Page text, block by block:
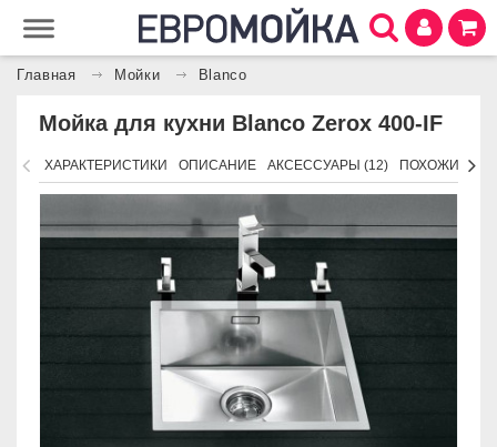
Главная Мойки Blanco
Мойка для кухни Blanco Zerox 400-IF
ХАРАКТЕРИСТИКИ ОПИСАНИЕ АКСЕССУАРЫ (12) ПОХОЖИЕ